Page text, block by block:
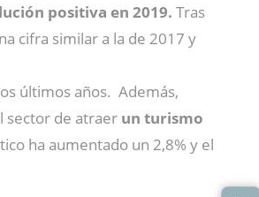
positiva en 2019. Tras
cifra similar a la de 2017 y
últimos años. Además,
sector de atraer un turismo
ha aumentado un 2,8% y el